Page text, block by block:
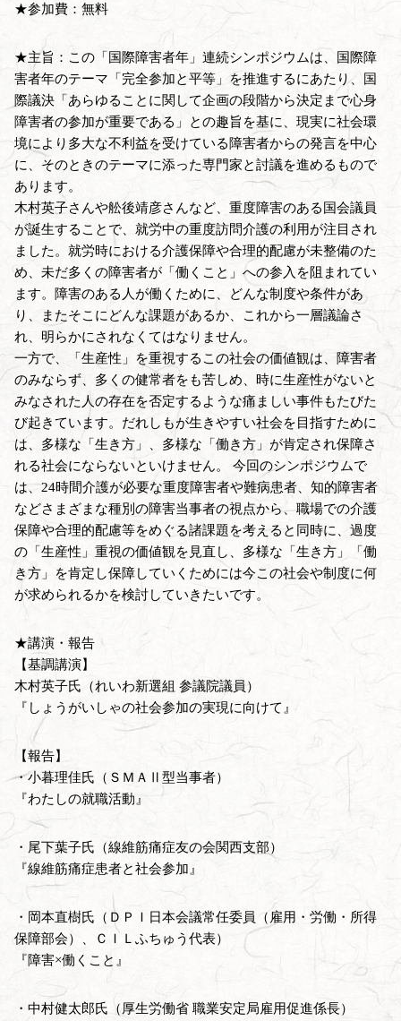
★参加費：無料
★主旨：この「国際障害者年」連続シンポジウムは、国際障
害者年のテーマ「完全参加と平等」を推進するにあたり、国
際議決「あらゆることに関して企画の段階から決定まで心身
障害者の参加が重要である」との趣旨を基に、現実に社会環
境により多大な不利益を受けている障害者からの発言を中心
に、そのときのテーマに添った専門家と討議を進めるもので
あります。
木村英子さんや舩後靖彦さんなど、重度障害のある国会議員
が誕生することで、就労中の重度訪問介護の利用が注目され
ました。就労時における介護保障や合理的配慮が未整備のた
め、未だ多くの障害者が「働くこと」への参入を阻まれてい
ます。障害のある人が働くために、どんな制度や条件があ
り、またそこにどんな課題があるか、これから一層議論さ
れ、明らかにされなくてはなりません。
一方で、「生産性」を重視するこの社会の価値観は、障害者
のみならず、多くの健常者をも苦しめ、時に生産性がないと
みなされた人の存在を否定するような痛ましい事件もたびた
び起きています。だれしもが生きやすい社会を目指すために
は、多様な「生き方」、多様な「働き方」が肯定され保障さ
れる社会にならないといけません。 今回のシンポジウムで
は、24時間介護が必要な重度障害者や難病患者、知的障害者
などさまざまな種別の障害当事者の視点から、職場での介護
保障や合理的配慮等をめぐる諸課題を考えると同時に、過度
の「生産性」重視の価値観を見直し、多様な「生き方」「働
き方」を肯定し保障していくためには今この社会や制度に何
が求められるかを検討していきたいです。
★講演・報告
【基調講演】
木村英子氏（れいわ新選組 参議院議員）
『しょうがいしゃの社会参加の実現に向けて』
【報告】
・小暮理佳氏（ＳＭＡⅡ型当事者）
『わたしの就職活動』
・尾下葉子氏（線維筋痛症友の会関西支部）
『線維筋痛症患者と社会参加』
・岡本直樹氏（ＤＰＩ日本会議常任委員（雇用・労働・所得
保障部会）、ＣＩＬふちゅう代表）
『障害×働くこと』
・中村健太郎氏（厚生労働省 職業安定局雇用促進係長）